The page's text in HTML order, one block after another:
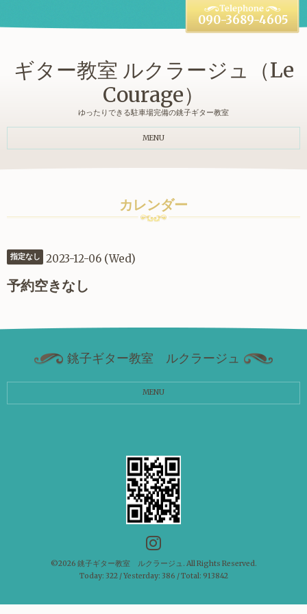
ギター教室 ルクラージュ（Le
Courage）
ゆったりできる駐車場完備の銚子ギター教室
090-3689-4605
MENU
カレンダー
指定なし 2023-12-06 (Wed)
予約空きなし
銚子ギター教室 ルクラージュ
MENU
©2026 銚子ギター教室 ルクラージュ . All Rights Reserved.
Today: 322/ Yesterday: 386 / Total: 913842